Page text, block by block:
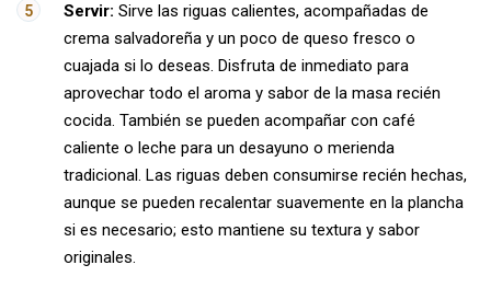
Servir: Sirve las riguas calientes, acompañadas de
crema salvadoreña y un poco de queso fresco o
cuajada si lo deseas. Disfruta de inmediato para
aprovechar todo el aroma y sabor de la masa recién
cocida. También se pueden acompañar con café
caliente o leche para un desayuno o merienda
tradicional. Las riguas deben consumirse recién hechas,
aunque se pueden recalentar suavemente en la plancha
si es necesario; esto mantiene su textura y sabor
originales.